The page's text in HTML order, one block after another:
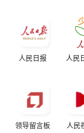
人民日报 人民
领导留言板 人民